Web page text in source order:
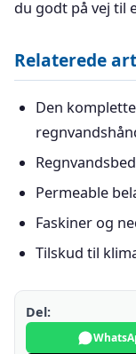
du godt på vej til
Relaterede
Den
Permeable
Faskiner og
Tilskud til
Del: